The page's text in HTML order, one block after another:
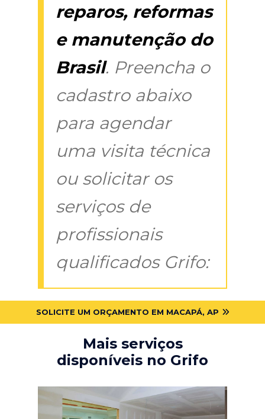
reparos, reformas
e manutenção do
Brasil. Preencha o
cadastro abaixo
para agendar
uma visita técnica
ou solicitar os
serviços de
profissionais
qualificados Grifo:
SOLICITE UM ORÇAMENTO EM MACAPÁ, AP
Mais serviços
disponíveis no Grifo